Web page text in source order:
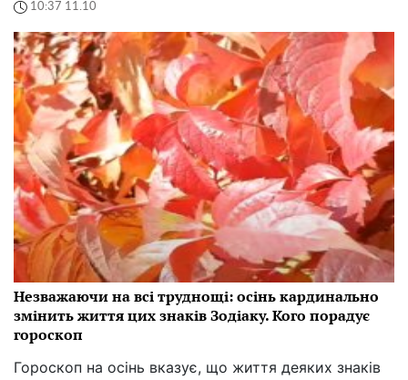
10:37 11.10
Незважаючи на всі труднощі: осінь кардинально
змінить життя цих знаків Зодіаку. Кого порадує
гороскоп
Гороскоп на осінь вказує, що життя деяких знаків